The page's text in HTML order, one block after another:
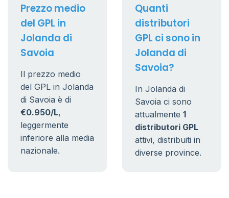
Prezzo medio
del GPL in
Jolanda di
Savoia
Il prezzo medio
del GPL in Jolanda
di Savoia è di
€0.950/L,
leggermente
inferiore alla media
nazionale.
Quanti
distributori
GPL ci sono in
Jolanda di
Savoia?
In Jolanda di
Savoia ci sono
attualmente 1
distributori GPL
attivi, distribuiti in
diverse province.